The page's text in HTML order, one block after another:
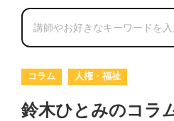
コラム 人権・福祉
鈴木ひとみのコラ